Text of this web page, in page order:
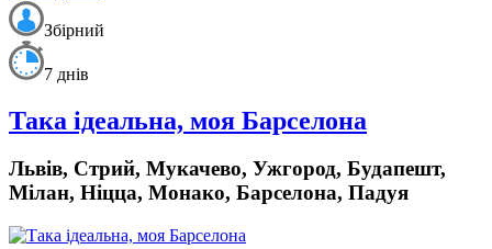
Збірний
7 днів
Така ідеальна, моя Барселона
Львів, Стрий, Мукачево, Ужгород, Будапешт,
Мілан, Ніцца, Монако, Барселона, Падуя